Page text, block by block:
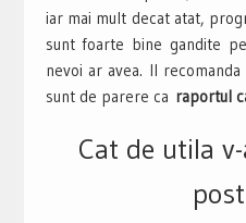
iar mai mult decat atat,
sunt foarte bine gandite
nevoi ar avea. Il
sunt de parere ca raportul
Cat de utila